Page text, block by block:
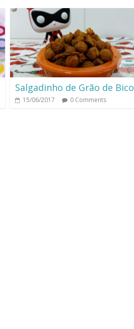
Salgadinho de Grão de Bico
15/06/2017 0 Comments